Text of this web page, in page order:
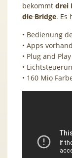
bekommt drei
die Bridge. Es
• Bedienung
• Apps
• Plug and
•
• 160 Mio